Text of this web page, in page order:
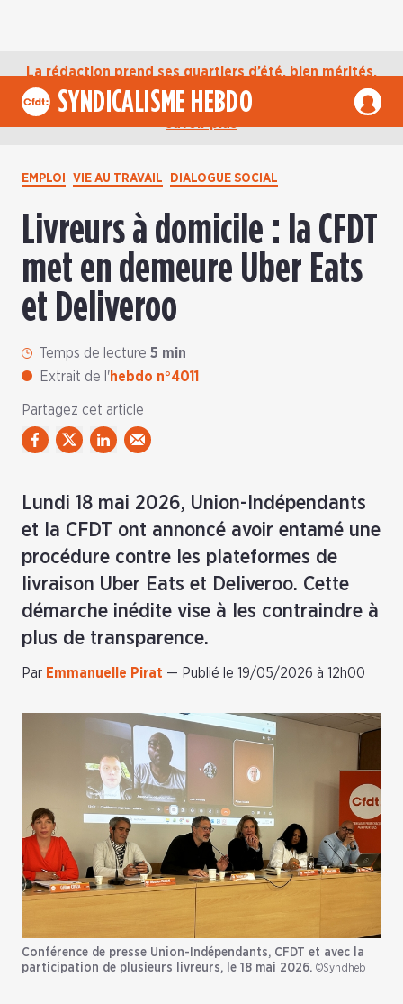
La rédaction prend ses quartiers d’été, bien mérités,
jusqu’au mardi 1er septembre. D’ici là, retrouvez
l’actualité de la CFDT sur notre compte Bluesky. En
SYNDICALISME HEBDO
EMPLOI VIE AU TRAVAIL DIALOGUE SOCIAL
Livreurs à domicile : la CFDT
met en demeure Uber Eats
et Deliveroo
Temps de lecture 5 min
Extrait de l'hebdo n°4011
Partagez cet article
Lundi 18 mai 2026, Union-Indépendants
et la CFDT ont annoncé avoir entamé une
procédure contre les plateformes de
livraison Uber Eats et Deliveroo. Cette
démarche inédite vise à les contraindre à
plus de transparence.
Par Emmanuelle Pirat — Publié le 19/05/2026 à 12h00
Conférence de presse Union-Indépendants, CFDT et avec la
participation de plusieurs livreurs, le 18 mai 2026. ©Syndheb